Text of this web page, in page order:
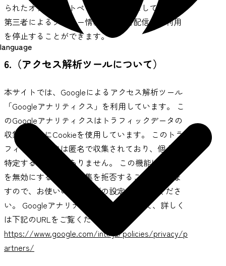
language
られたオプトアウトページにアクセスして、当該
第三者によるクッキー情報等の広告配信への利用
を停止することができます。
6.（アクセス解析ツールについて）
本サイトでは、Googleによるアクセス解析ツール
「Googleアナリティクス」を利用しています。 こ
のGoogleアナリティクスはトラフィックデータの
収集のためにCookieを使用しています。 このトラ
フィックデータは匿名で収集されており、個人を
特定するものではありません。 この機能はCookie
を無効にすることで収集を拒否することができま
すので、お使いのブラウザの設定をご確認くださ
い。 Googleアナリティクス規約に関して、詳しく
は下記のURLをご覧ください。
https://www.google.com/intl/ja/policies/privacy/p
artners/